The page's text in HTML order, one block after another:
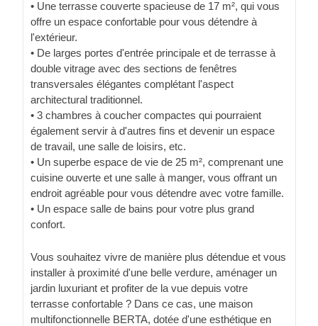
• Une terrasse couverte spacieuse de 17 m², qui vous
offre un espace confortable pour vous détendre à
l'extérieur.
• De larges portes d'entrée principale et de terrasse à
double vitrage avec des sections de fenêtres
transversales élégantes complétant l'aspect
architectural traditionnel.
• 3 chambres à coucher compactes qui pourraient
également servir à d'autres fins et devenir un espace
de travail, une salle de loisirs, etc.
• Un superbe espace de vie de 25 m², comprenant une
cuisine ouverte et une salle à manger, vous offrant un
endroit agréable pour vous détendre avec votre famille.
• Un espace salle de bains pour votre plus grand
confort.
Vous souhaitez vivre de manière plus détendue et vous
installer à proximité d'une belle verdure, aménager un
jardin luxuriant et profiter de la vue depuis votre
terrasse confortable ? Dans ce cas, une maison
multifonctionnelle BERTA, dotée d'une esthétique en